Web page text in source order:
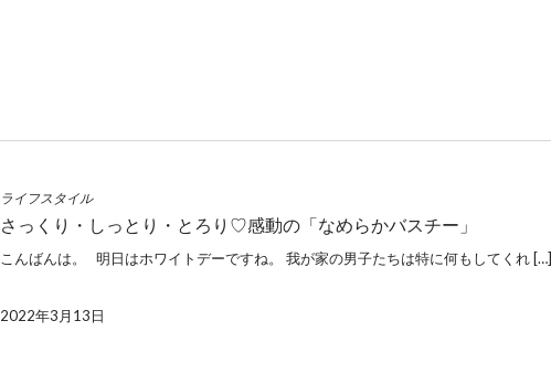
ライフスタイル
さっくり・しっとり・とろり♡感動の「なめらかバスチー」
こんばんは。 明日はホワイトデーですね。 我が家の男子たちは特に何もしてくれ […]
2022年3月13日